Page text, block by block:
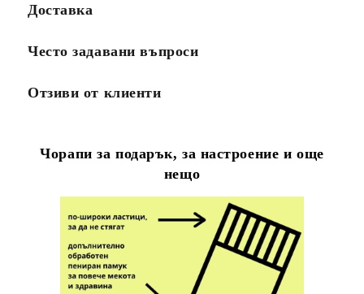
Доставка
Често задавани въпроси
Отзиви от клиенти
Чорапи за подарък, за настроение и още
нещо